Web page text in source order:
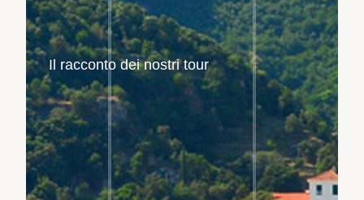
Il racconto dei nostri tour